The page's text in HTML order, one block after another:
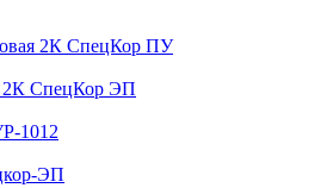
2К СпецКор ПУ
2К СпецКор ЭП
1012
ЭП